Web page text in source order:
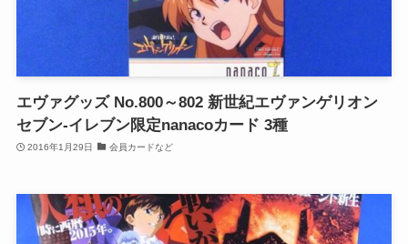
エヴァグッズ No.800～802 新世紀エヴァンゲリオン
セブン-イレブン限定nanacoカード 3種
2016年1月29日 会員カードなど